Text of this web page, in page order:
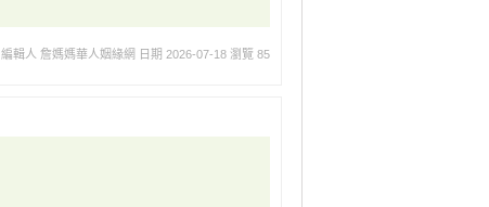
編輯人 詹媽媽華人姻緣網 日期 2026-07-18 瀏覽 85